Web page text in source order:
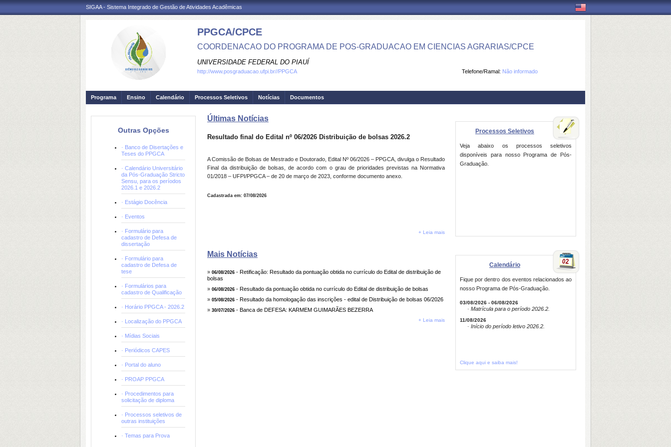
SIGAA - Sistema Integrado de Gestão de Atividades Acadêmicas
PPGCA/CPCE
COORDENACAO DO PROGRAMA DE POS-GRADUACAO EM CIENCIAS AGRARIAS/CPCE
UNIVERSIDADE FEDERAL DO PIAUÍ
Telefone/Ramal: Não informado
http://www.posgraduacao.ufpi.br//PPGCA
Programa Ensino Calendário Processos Seletivos Notícias Documentos
Outras Opções
· Banco de Disertações e
Teses do PPGCA
· Calendário Universitário
da Pós-Graduação Stricto
Sensu, para os períodos
2026.1 e 2026.2
· Estágio Docência
· Eventos
· Formulário para
cadastro de Defesa de
dissertação
· Formulário para
cadastro de Defesa de
tese
· Formulários para
cadastro de Qualificação
· Horário PPGCA - 2026.2
· Localização do PPGCA
· Mídias Sociais
· Periódicos CAPES
· Portal do aluno
· PROAP PPGCA
· Procedimentos para
solicitação de diploma
· Processos seletivos de
outras instituições
· Temas para Prova
Últimas Notícias
Resultado final do Edital nº 06/2026 Distribuição de bolsas 2026.2
A Comissão de Bolsas de Mestrado e Doutorado, Edital Nº 06/2026 – PPGCA, divulga o Resultado
Final da distribuição de bolsas, de acordo com o grau de prioridades previstas na Normativa
01/2018 – UFPI/PPGCA – de 20 de março de 2023, conforme documento anexo.
Cadastrada em: 07/08/2026
+ Leia mais
Mais Notícias
» 06/08/2026 - Retificação: Resultado da pontuação obtida no currículo do Edital de distribuição de
bolsas
» 06/08/2026 - Resultado da pontuação obtida no currículo do Edital de distribuição de bolsas
» 05/08/2026 - Resultado da homologação das inscrições - edital de Distribuição de bolsas 06/2026
» 30/07/2026 - Banca de DEFESA: KARMEM GUIMARÃES BEZERRA
+ Leia mais
Processos Seletivos
Veja abaixo os processos seletivos
disponíveis para nosso Programa de Pós-
Graduação.
Calendário
Fique por dentro dos eventos relacionados ao
nosso Programa de Pós-Graduação.
03/08/2026 - 06/08/2026
· Matrícula para o período 2026.2.
11/08/2026
· Início do período letivo 2026.2.
Clique aqui e saiba mais!